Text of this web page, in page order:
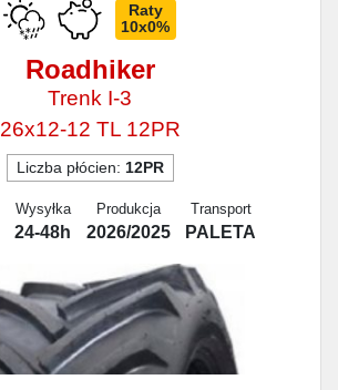
Raty
10x0%
Roadhiker
Trenk I-3
26x12-12 TL 12PR
Liczba płócien: 12PR
Wysyłka
24-48h
Produkcja
2026/2025
Transport
PALETA